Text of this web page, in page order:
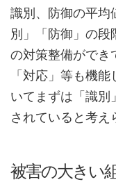
識別、防御の平均
別」「防御」の段
の対策整備ができ
「対応」等も機
いてまずは「識別
されていると考え
被害の大きい